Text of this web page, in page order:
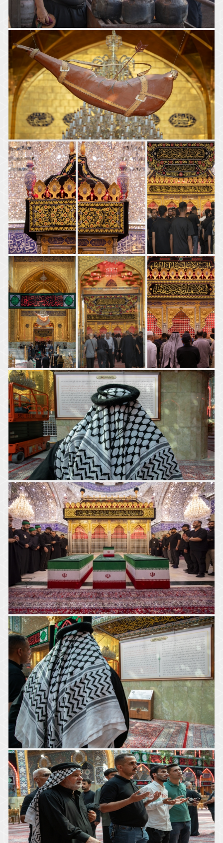
موكب السادة الخدم - العتبة العباسية المقدسة
السلام عليك ياساقي عطاشى كربلاء
اَلسَّلامُ
عَلَيْكَ يَابْنَ
أَوَّلِ الْقَوْمِ
إِسْلاماً
ضريح
المولى أبي
الفضل
العباس
(عليه
السلام)
اَلسَّلامُ
عَلَيْكَ يَا أَبَا
الْفَضْلِ
الْعَبَّاسَ بْنَ
أَمِيرِ
الْمُؤْمِنينَ
السلام
عليك ياقمر
بني هاشم
اَلسَّلامُ
عَلَيْكَ يَابْنَ
سَيِّدِ
الْوَصِيِّينَ
السلام
عليك
ياكافل
خدور
الفواطم
أجواء الزيارة في الصحن العباسي الشريف
نعوش شهداء عائلة الشهيد السيد علي الخامنئي في ضريح
المولى أبي الفضل العباس (ع)
أجواء الزيارة في الصحن العباسي الشريف